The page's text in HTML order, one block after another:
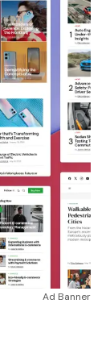
Ad Banner